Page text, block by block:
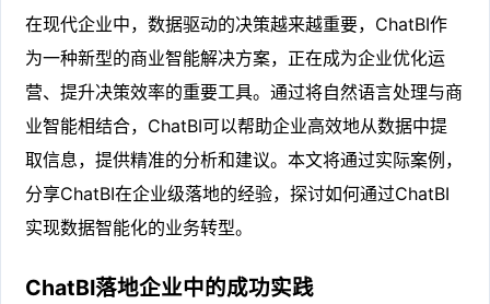
在现代企业中，数据驱动的决策越来越重要，ChatBI作
为一种新型的商业智能解决方案，正在成为企业优化运
营、提升决策效率的重要工具。通过将自然语言处理与商
业智能相结合，ChatBI可以帮助企业高效地从数据中提
取信息，提供精准的分析和建议。本文将通过实际案例，
分享ChatBI在企业级落地的经验，探讨如何通过ChatBI
实现数据智能化的业务转型。
ChatBI落地企业中的成功实践